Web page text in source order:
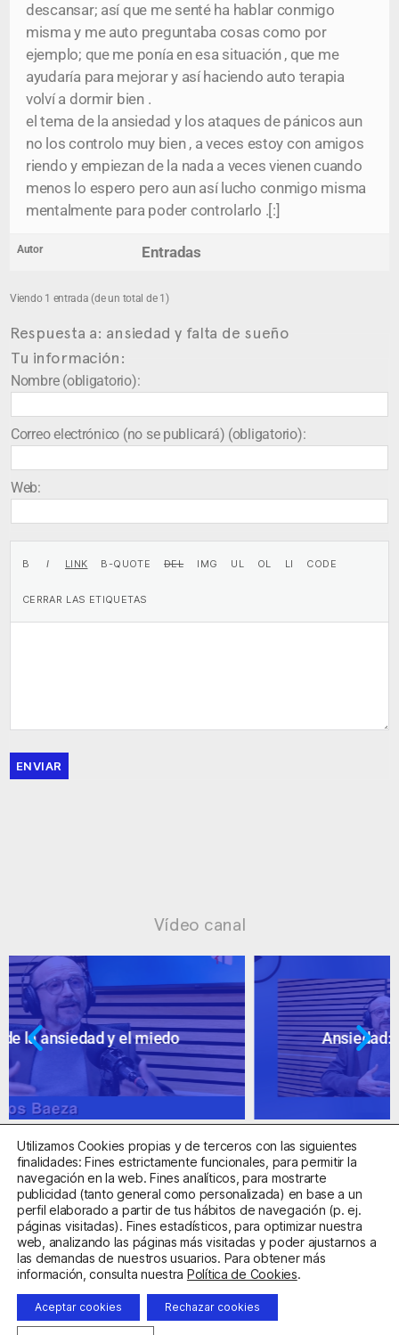
descansar; así que me senté ha hablar conmigo
misma y me auto preguntaba cosas como por
ejemplo; que me ponía en esa situación , que me
ayudaría para mejorar y así haciendo auto terapia
volví a dormir bien .
el tema de la ansiedad y los ataques de pánicos aun
no los controlo muy bien , a veces estoy con amigos
riendo y empiezan de la nada a veces vienen cuando
menos lo espero pero aun así lucho conmigo misma
mentalmente para poder controlarlo .[:]
Autor Entradas
Viendo 1 entrada (de un total de 1)
Respuesta a: ansiedad y falta de sueño
Tu información:
Nombre (obligatorio):
Correo electrónico (no se publicará) (obligatorio):
Web:
ENVIAR
Vídeo canal
Ansiedad: supuestos cuestionables
Centro Sanitario Autorizado con el código E08737002
Aviso LegalPolítica de PrivacidadPolítica de Cookies
Clínica de la Ansiedad. Teléfonos:932263020
Utilizamos Cookies propias y de terceros con las siguientes
finalidades: Fines estrictamente funcionales, para permitir la
navegación en la web. Fines analíticos, para mostrarte
publicidad (tanto general como personalizada) en base a un
perfil elaborado a partir de tus hábitos de navegación (p. ej.
páginas visitadas). Fines estadísticos, para optimizar nuestra
web, analizando las páginas más visitadas y poder ajustarnos a
las demandas de nuestros usuarios. Para obtener más
información, consulta nuestra Política de Cookies.
Aceptar cookies Rechazar cookies